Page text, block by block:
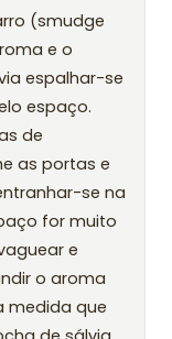
(smudge
e o
espalhar-se
espaço.
de
as portas e
se na
for muito
e
o aroma
medida que